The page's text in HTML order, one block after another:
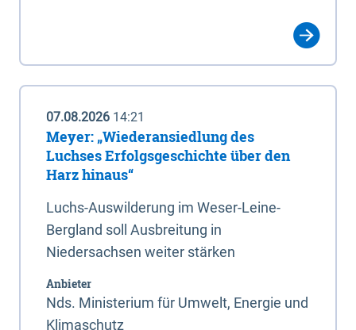
07.08.2026 14:21
Meyer: „Wiederansiedlung des
Luchses Erfolgsgeschichte über den
Harz hinaus“
Luchs-Auswilderung im Weser-Leine-
Bergland soll Ausbreitung in
Niedersachsen weiter stärken
Anbieter
Nds. Ministerium für Umwelt, Energie und
Klimaschutz